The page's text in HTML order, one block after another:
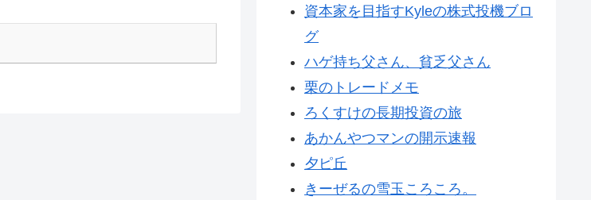
資本家を目指すKyleの株式投機ブロ
グ
ハゲ持ち父さん、貧乏父さん
栗のトレードメモ
ろくすけの長期投資の旅
あかんやつマンの開示速報
夕ピ丘
きーぜるの雪玉ころころ。